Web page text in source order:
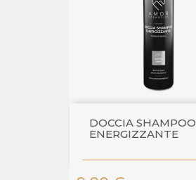
DOCCIA SHAMPOO
ENERGIZZANTE